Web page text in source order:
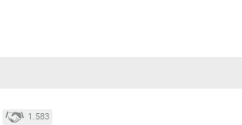
1.583